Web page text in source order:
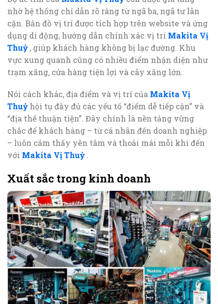
nhờ hệ thống chỉ dẫn rõ ràng từ ngã ba, ngã tư lân
cận. Bản đồ vị trí được tích hợp trên website và ứng
dụng di động, hướng dẫn chính xác vị trí Makita Vị
Thuỷ , giúp khách hàng không bị lạc đường. Khu
vực xung quanh cũng có nhiều điểm nhận diện như
trạm xăng, cửa hàng tiện lợi và cây xăng lớn.
Nói cách khác, địa điểm và vị trí của Makita Vị
Thuỷ hội tụ đầy đủ các yếu tố “điểm dễ tiếp cận” và
“địa thế thuận tiện”. Đây chính là nền tảng vững
chắc để khách hàng – từ cá nhân đến doanh nghiệp
– luôn cảm thấy yên tâm và thoải mái mỗi khi đến
với Makita Vị Thuỷ .
Xuất sắc trong kinh doanh